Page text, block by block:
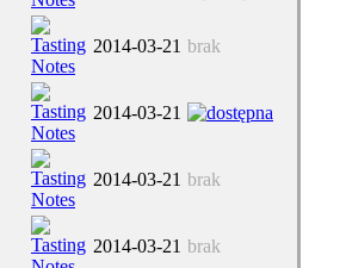
2014-03-21 brak
2014-03-21
2014-03-21 brak
2014-03-21 brak